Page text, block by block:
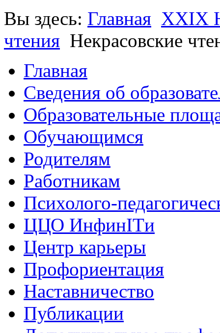
Вы здесь: Главная XXIX
чтения Некрасовские
Главная
Сведения об
Образовательные
Обучающимся
Родителям
Работникам
Психолого-
ЦЦО ИнфинITи
Центр карьеры
Профориентация
Наставничество
Публикации